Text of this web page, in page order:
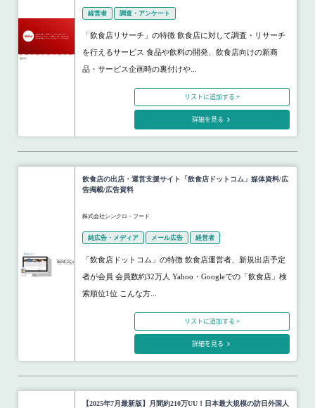
経営者 調査・アンケート
「飲食店リサーチ」の特徴 飲食店に対して調査・リサーチ
を行えるサービス 食品や飲料の開発、飲食店向けの新商
品・サービス企画時の裏付けや...
リストに追加する +
詳細を見る
飲食店の出店・運営支援サイト「飲食店ドットコム」媒体資料/広
告掲載/広告資料
株式会社シンクロ・フード
純広告・メディア メール広告 経営者
「飲食店ドットコム」の特徴 飲食店運営者、新規出店予定
者が会員 会員数約32万人 Yahoo・Googleでの「飲食店」検
索順位1位 こんな方...
リストに追加する +
詳細を見る
【2025年7月最新版】月間約210万UU！日本最大規模の訪日外国人